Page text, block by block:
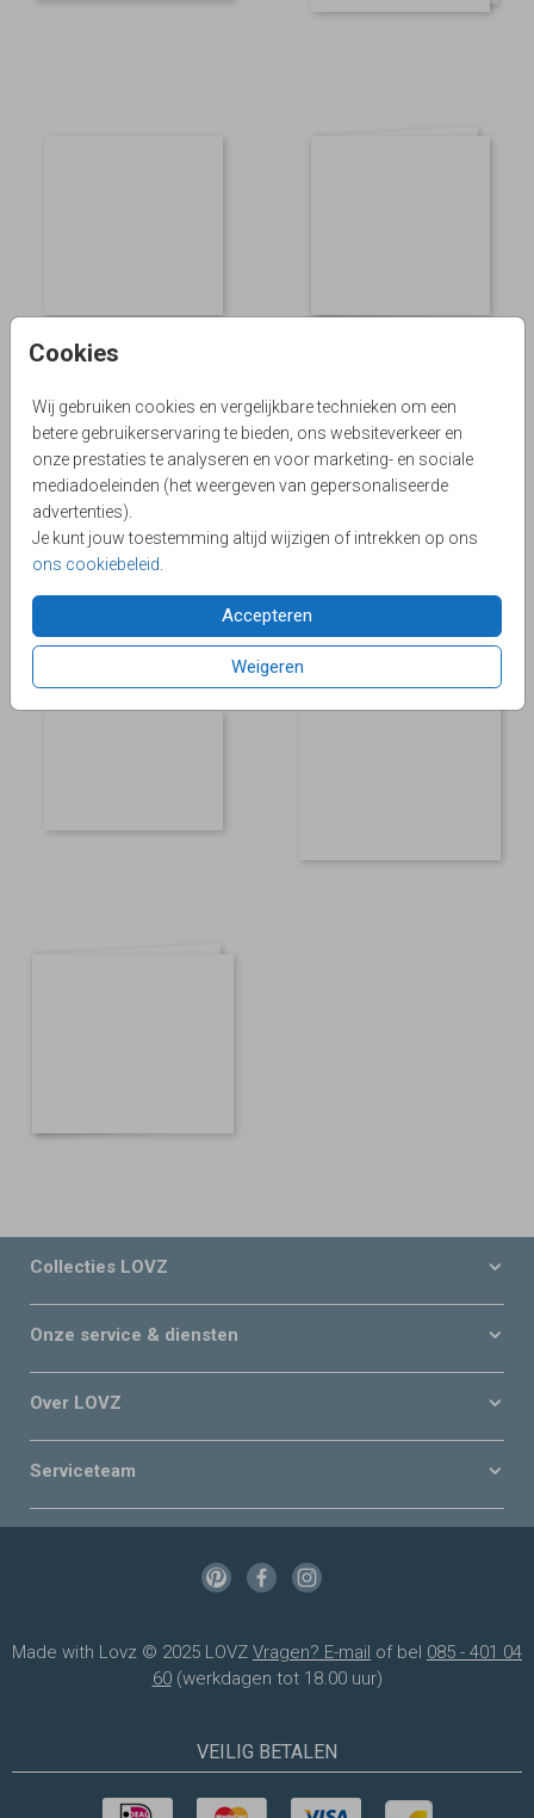
Cookies
Wij gebruiken cookies en vergelijkbare technieken om een
betere gebruikerservaring te bieden, ons websiteverkeer en
onze prestaties te analyseren en voor marketing- en sociale
mediadoeleinden (het weergeven van gepersonaliseerde
advertenties).
Je kunt jouw toestemming altijd wijzigen of intrekken op ons
ons cookiebeleid
Accepteren
Weigeren
Collecties LOVZ
Onze service & diensten
Over LOVZ
Serviceteam
Made with Lovz © 2025 LOVZ Vragen? E-mail of bel 085 - 401 04
60(werkdagen tot 18.00 uur)
VEILIG BETALEN